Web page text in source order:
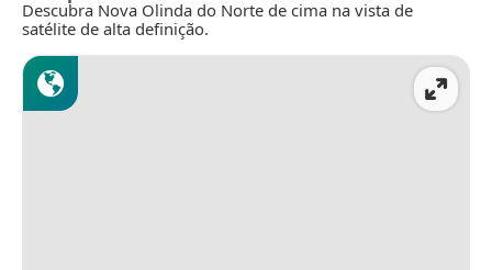
Descubra Nova Olinda do Norte de cima na vista de
satélite de alta definição.